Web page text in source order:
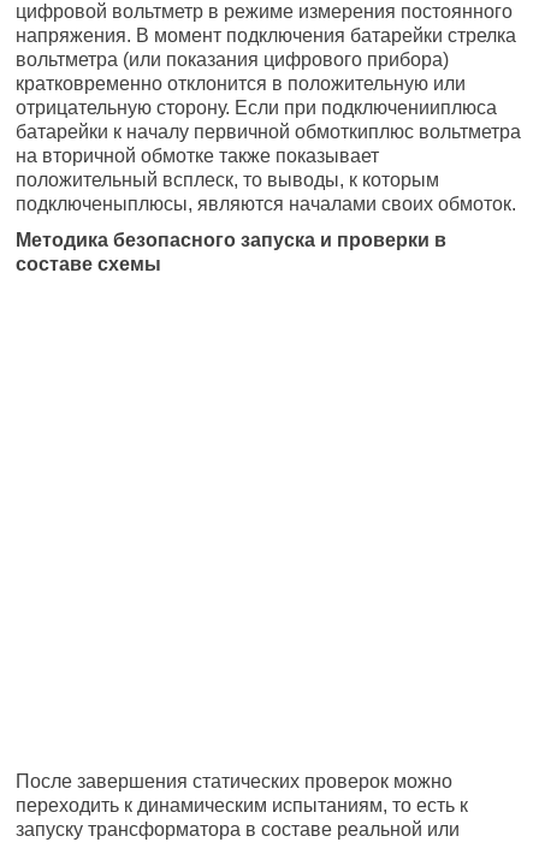
цифровой вольтметр в режиме измерения постоянного
напряжения. В момент подключения батарейки стрелка
вольтметра (или показания цифрового прибора)
кратковременно отклонится в положительную или
отрицательную сторону. Если при подключенииплюса
батарейки к началу первичной обмоткиплюс вольтметра
на вторичной обмотке также показывает
положительный всплеск, то выводы, к которым
подключеныплюсы, являются началами своих обмоток.
Методика безопасного запуска и проверки в
составе схемы
После завершения статических проверок можно
переходить к динамическим испытаниям, то есть к
запуску трансформатора в составе реальной или